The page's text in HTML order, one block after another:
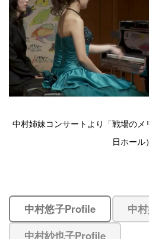
Video
中村姉妹コンサートより「戦場の
日ホール）
中村悠子Profile
中
中村紗也子Profile